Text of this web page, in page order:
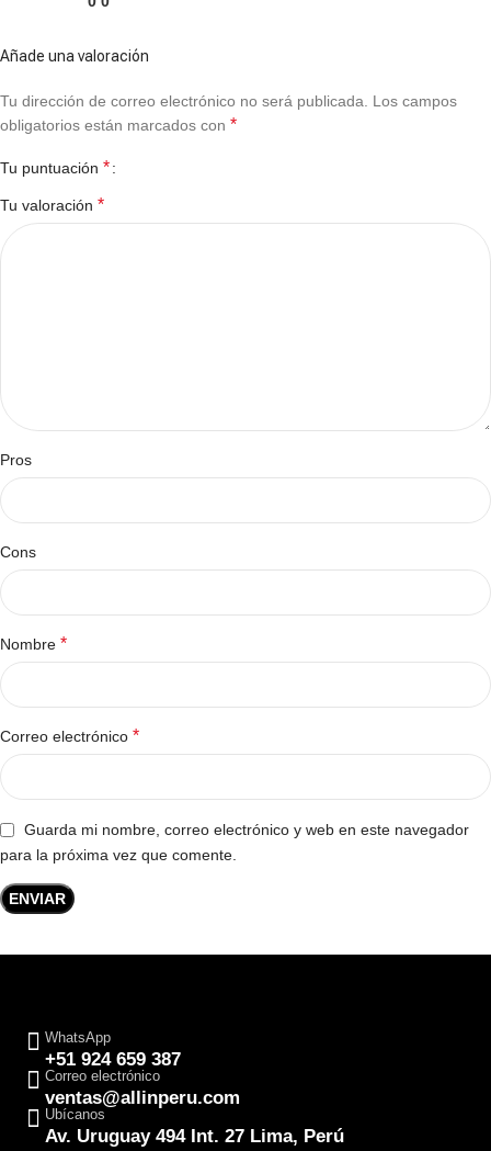
Añade una valoración
Tu dirección de correo electrónico no será publicada.
Los campos
obligatorios están marcados con *
Tu puntuación *
Tu valoración *
Pros
Cons
Nombre *
Correo electrónico *
Guarda mi nombre, correo electrónico y web en este navegador
para la próxima vez que comente.
WhatsApp
+51 924 659 387
Correo electrónico
ventas@allinperu.com
Ubícanos
Av. Uruguay 494 Int. 27 Lima, Perú